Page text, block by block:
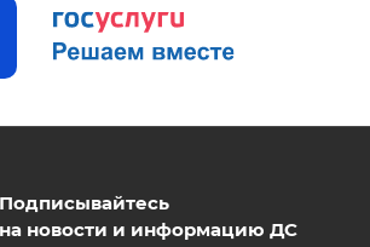
Подписывайтесь
на новости и информацию ДС